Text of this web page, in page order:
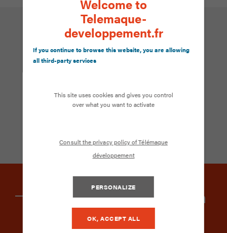
Une offre sur-mesure
renseigner et vous accompagner.
Modalités de la formation
Welcome to
Telemaque-
developpement.fr
If you continue to browse this website, you are allowing
all third-party services
This site uses cookies and gives you control
over what you want to activate
Consult the privacy policy of Télémaque
développement
PERSONALIZE
OK, ACCEPT ALL